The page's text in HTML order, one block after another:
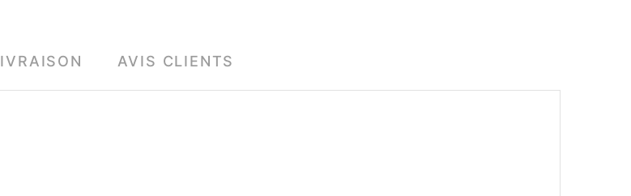
AVIS CLIENTS